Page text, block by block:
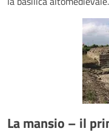
La mansio – il